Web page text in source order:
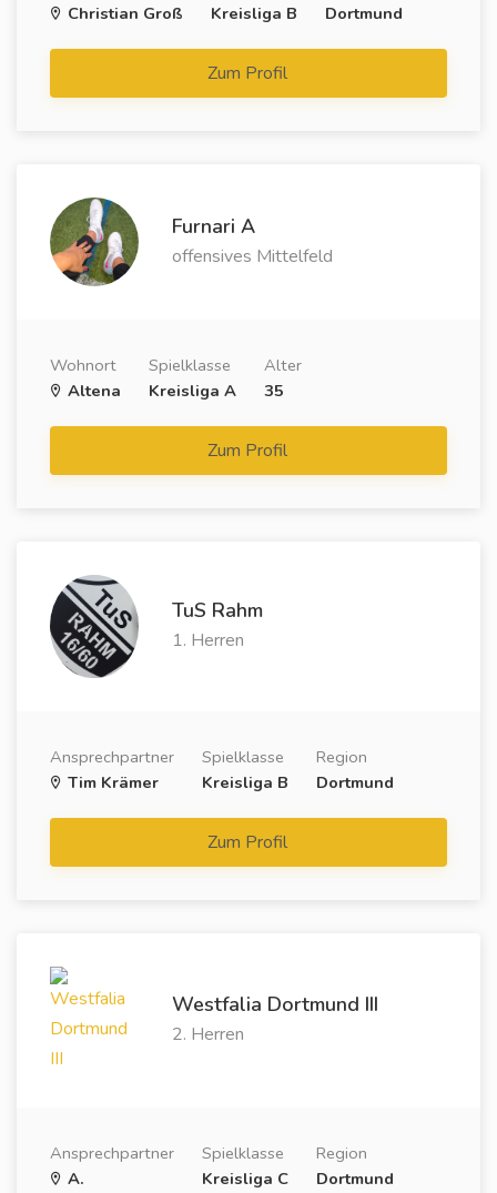
Christian Groß
Kreisliga B
Dortmund
Zum Profil
Furnari A
offensives Mittelfeld
Wohnort
Altena
Spielklasse
Kreisliga A
Alter
35
Zum Profil
TuS Rahm
1. Herren
Ansprechpartner
Tim Krämer
Spielklasse
Kreisliga B
Region
Dortmund
Zum Profil
Westfalia Dortmund III
2. Herren
Ansprechpartner
A.
Spielklasse
Kreisliga C
Region
Dortmund